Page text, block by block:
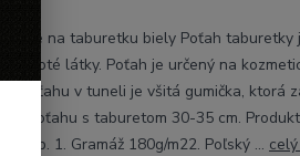
froté na taburetku biely Poťah taburetky
froté látky. Poťah je určený na
poťahu v tuneli je všitá gumička, ktorá
poťahu s taburetom 30-35 cm.
farieb. 1. Gramáž 180g/m22. Poľský ...